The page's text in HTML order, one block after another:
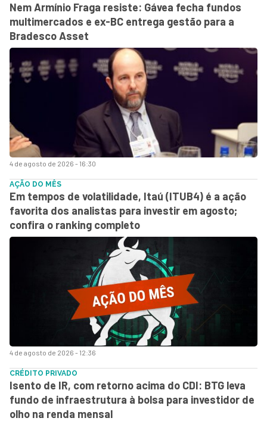
4 de agosto de 2026 - 16:30
Nem Armínio Fraga resiste: Gávea fecha fundos
multimercados e ex-BC entrega gestão para a
Bradesco Asset
4 de agosto de 2026 - 12:36
AÇÃO DO MÊS
Em tempos de volatilidade, Itaú (ITUB4) é a ação
favorita dos analistas para investir em agosto;
confira o ranking completo
CRÉDITO PRIVADO
Isento de IR, com retorno acima do CDI: BTG leva
fundo de infraestrutura à bolsa para investidor de
olho na renda mensal